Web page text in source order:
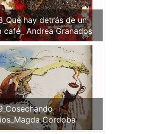
hay detrás de un
café_ Andrea Granados
Cordoba